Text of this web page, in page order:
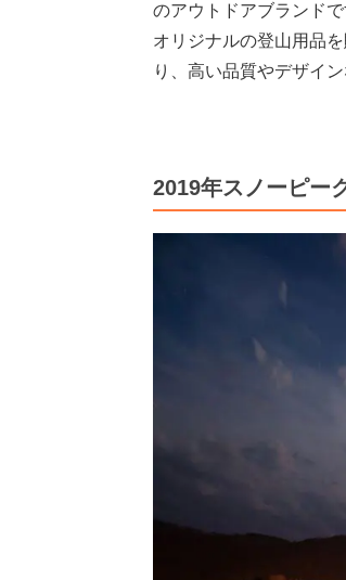
のアウトドアブランド
オリジナルの登山用品
り、高い品質やデザイ
2019年スノーピー